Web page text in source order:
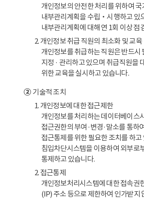
개인정보의 안전한 처리를 위하여
내부관리계획을 수립‧시행하고 있
내부관리계획에 대해 연 1회 이상 점
2. 개인정보 취급 직원의 최소화 및 교육
개인정보를 취급하는 직원은 반드시
지정 · 관리하고 있으며 취급직원을
위한 교육을 실시하고 있습니다.
②기술적 조치
1. 개인정보에 대한 접근제한
개인정보를 처리하는 데이터베이스
접근권한의 부여·변경·말소를 통하
접근통제를 위한 필요한 조치를 하고
침입차단시스템을 이용하여 외부로
통제하고 있습니다.
2. 접근통제
개인정보처리시스템에 대한 접속권
(IP) 주소 등으로 제한하여 인가받지